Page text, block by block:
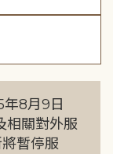
年8月9日
相關對外服
暫停服